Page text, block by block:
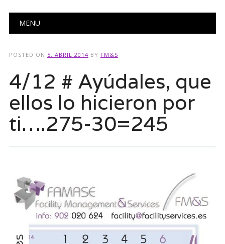
Main menu
MENU
POSTED ON 5. ABRIL 2014 BY FM&S
4/12 # Ayúdales, que
ellos lo hicieron por
ti….275-30=245